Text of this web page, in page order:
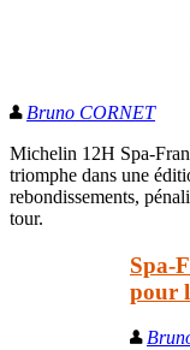
Bruno CORNET
Michelin 12H Spa-
triomphe dans une
rebondissements,
tour.
Spa-
pour